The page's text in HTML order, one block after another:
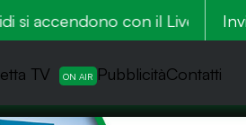
con il Live Festival
TV PubblicitàContatti